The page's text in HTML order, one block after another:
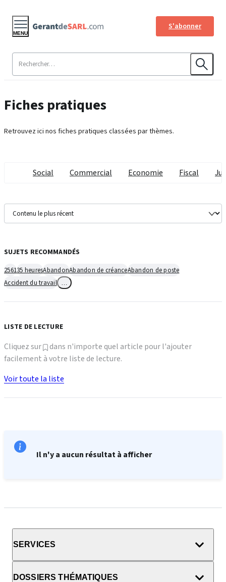
S'abonner
MENU
Fiches pratiques
Retrouvez ici nos fiches pratiques classées par thèmes.
Social Commercial Economie Fiscal
Il n'y a aucun résultat à afficher
SUJETS RECOMMANDÉS
256135 heuresAbandonAbandon de créanceAbandon de poste
Accident du travail
LISTE DE LECTURE
Cliquez sur
dans n'importe quel article pour l'ajouter
facilement à votre liste de lecture.
Voir toute la liste
SERVICES
DOSSIERS THÉMATIQUES